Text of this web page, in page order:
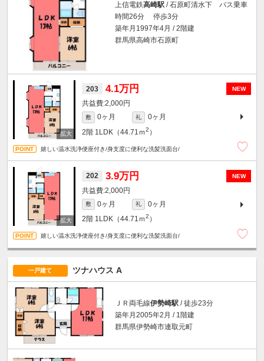
上信電鉄高崎駅 / 石原町清水下 バス乗車
時間26分 停歩3分
築年月1997年4月 / 2階建
群馬県高崎市石原町
NEW
203 4.1万円
2,000円
敷 0ヶ月 礼
0ヶ月
2階 1LDK（44.71ｍ2 ）
嬉しい温水洗浄便座付き/身支度に便利な洗髪洗面台/
NEW
202 3.9万円
2,000円
敷 0ヶ月 礼
0ヶ月
2階 1LDK（44.71ｍ2 ）
嬉しい温水洗浄便座付き/身支度に便利な洗髪洗面台/
一戸建て ツナハウス A
ＪＲ両毛線伊勢崎駅 / 徒歩23分
築年月2005年2月 / 1階建
群馬県伊勢崎市連取元町